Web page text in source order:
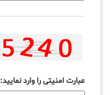
عبارت امنیتی را وارد نمایید: